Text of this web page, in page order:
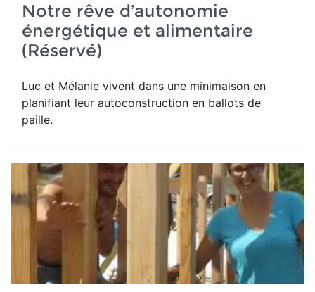
Notre rêve d’autonomie
énergétique et alimentaire
(Réservé)
Luc et Mélanie vivent dans une minimaison en
planifiant leur autoconstruction en ballots de
paille.